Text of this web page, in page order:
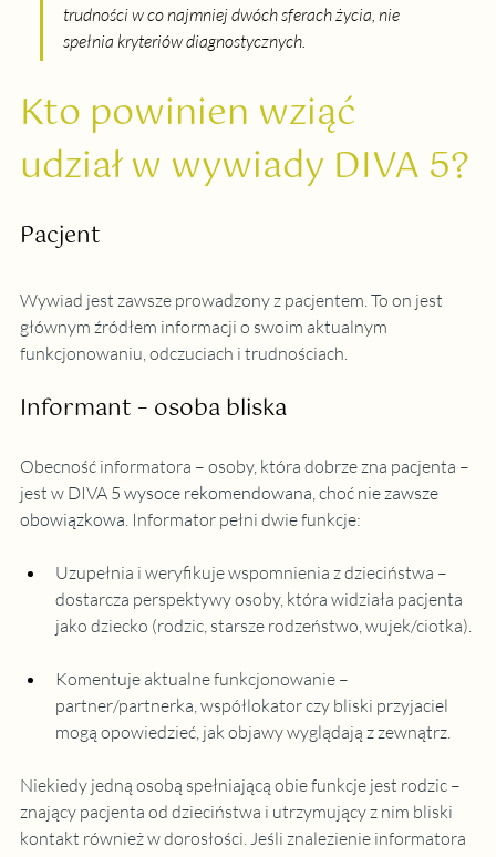
trudności w co najmniej dwóch sferach życia, nie
spełnia kryteriów diagnostycznych.
Kto powinien wziąć
udział w wywiady DIVA 5?
Pacjent
Wywiad jest zawsze prowadzony z pacjentem. To on jest
głównym źródłem informacji o swoim aktualnym
funkcjonowaniu, odczuciach i trudnościach.
Informant – osoba bliska
Obecność informatora – osoby, która dobrze zna pacjenta –
jest w DIVA 5 wysoce rekomendowana, choć nie zawsze
obowiązkowa . Informator pełni dwie funkcje:
Uzupełnia i weryfikuje wspomnienia z dzieciństwa –
dostarcza perspektywy osoby, która widziała pacjenta
jako dziecko (rodzic, starsze rodzeństwo, wujek/ciotka).
Komentuje aktualne funkcjonowanie –
partner/partnerka, współlokator czy bliski przyjaciel
mogą opowiedzieć, jak objawy wyglądają z zewnątrz.
Niekiedy jedną osobą spełniającą obie funkcje jest rodzic –
znający pacjenta od dzieciństwa i utrzymujący z nim bliski
kontakt również w dorosłości. Jeśli znalezienie informatora